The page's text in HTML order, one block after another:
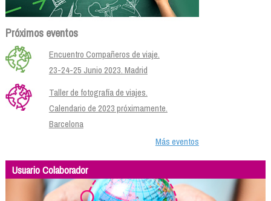
Próximos eventos
Encuentro Compañeros de viaje.
23-24-25 Junio 2023. Madrid
Taller de fotografía de viajes.
Calendario de 2023 próximamente.
Barcelona
Más eventos
Usuario Colaborador